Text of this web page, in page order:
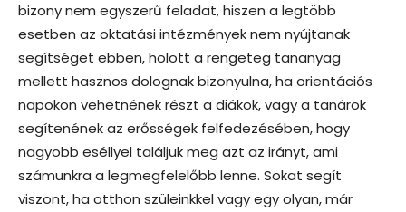
bizony nem egyszerű feladat, hiszen a legtöbb
esetben az oktatási intézmények nem nyújtanak
segítséget ebben, holott a rengeteg tananyag
mellett hasznos dolognak bizonyulna, ha orientációs
napokon vehetnének részt a diákok, vagy a tanárok
segítenének az erősségek felfedezésében, hogy
nagyobb eséllyel találjuk meg azt az irányt, ami
számunkra a legmegfelelőbb lenne. Sokat segít
viszont, ha otthon szüleinkkel vagy egy olyan, már